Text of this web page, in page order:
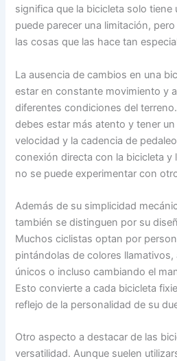
significa que la bicicleta solo tiene
puede parecer una limitación,
las cosas que las hace tan
La ausencia de cambios en una
estar en constante movimiento y
diferentes condiciones del
debes estar más atento y tener
velocidad y la cadencia de
conexión directa con la bicicleta y
no se puede experimentar con
Además de su simplicidad
también se distinguen por su
Muchos ciclistas optan por
pintándolas de colores
únicos o incluso cambiando el
Esto convierte a cada bicicleta
reflejo de la personalidad de su
Otro aspecto a destacar de las
versatilidad. Aunque suelen